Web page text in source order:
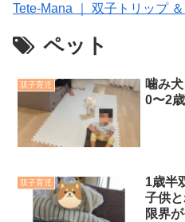
Tete-Mana ｜ 双子トリップ
ペット
双子育児
噛み
0〜2
双子育児
1歳半
子供
限界